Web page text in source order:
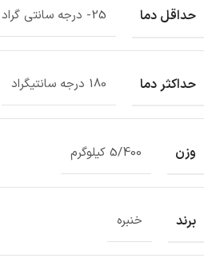
حداقل دما 25- درجه سانتی گراد
حداکثر دما 180 درجه سانتیگراد
وزن 5/400 کیلوگرم
برند خنبره